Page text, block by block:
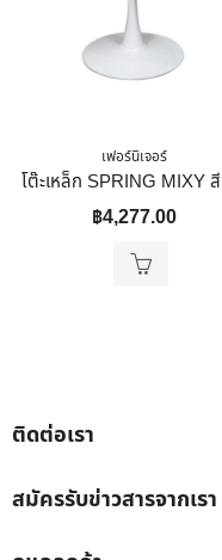
เฟอร์นิเจอร์
โต๊ะเหล็ก SPRING MIXY
฿4,277.00
ติดต่อเรา
สมัครรับข่าวสารจากเรา